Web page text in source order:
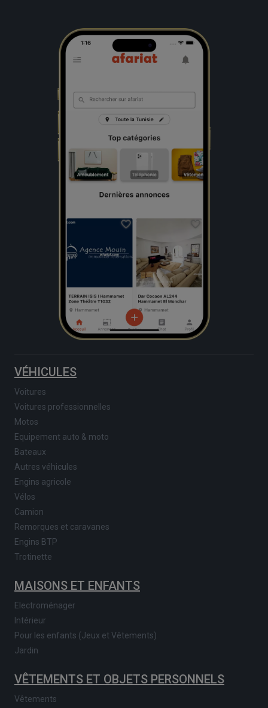
VÉHICULES
Voitures
Voitures professionnelles
Motos
Equipement auto & moto
Bateaux
Autres véhicules
Engins agricole
Vélos
Camion
Remorques et caravanes
Engins BTP
Trotinette
MAISONS ET ENFANTS
Electroménager
Intérieur
Pour les enfants (Jeux et Vêtements)
Jardin
VÊTEMENTS ET OBJETS PERSONNELS
Vêtements